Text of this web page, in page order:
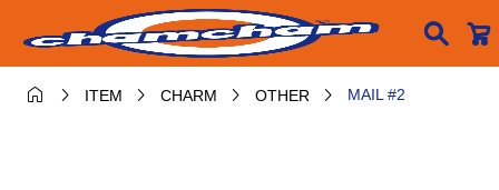

  ITEM  CHARM  OTHER  MAIL #2